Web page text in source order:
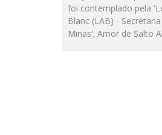
foi contemplado pela
Blanc (LAB) -
Minas'; Amor de Salto